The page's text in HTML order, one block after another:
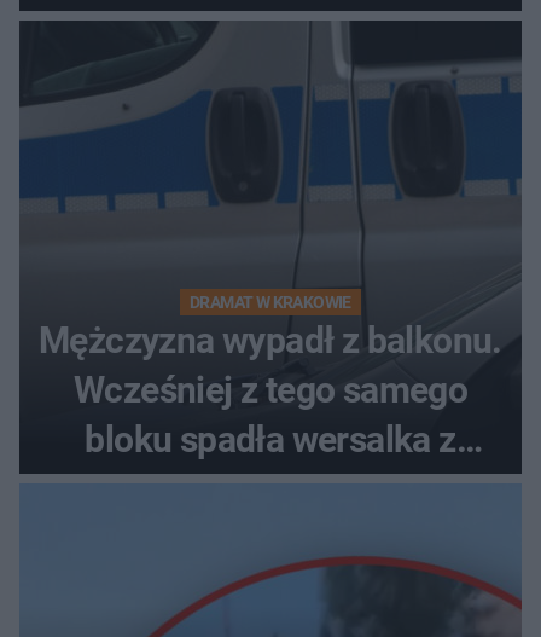
DRAMAT W KRAKOWIE
Mężczyzna wypadł z balkonu.
Wcześniej z tego samego
bloku spadła wersalka z
pościelą